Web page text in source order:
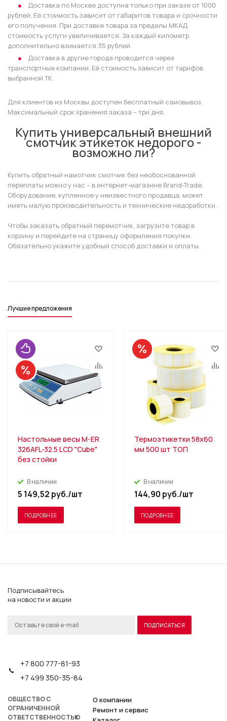
Доставка по Москве доступна только при заказе от 1000
рублей. Её стоимость зависит от габаритов товара и срочности
его получения. При доставке товара за пределы МКАД
стоимость услуги увеличивается. За каждый километр
дополнительно взимается 35 рублей.
Доставка в другие города проводится через
транспортные компании. Её стоимость зависит от тарифов
выбранной ТК.
Для клиентов из Москвы доступен бесплатный самовывоз.
Максимальный срок хранения заказа – три дня.
Купить универсальный внешний
смотчик этикеток недорого -
возможно ли?
Купить обратный намотчик смотчик без необоснованной
переплаты можно у нас – в интернет-магазине Brand-Trade.
Оборудование, купленное у неизвестного продавца, может
иметь малую производительность и технические недоработки.
Чтобы заказать обратный перемотчик, загрузите товар в
корзину и перейдите на страницу оформления покупки.
Обязательно укажите удобный способ доставки и оплаты.
Лучшие предложения
Настольные весы M-ER
326AFL-32.5 LCD "Cube"
без стойки
В наличии
5 149,52 руб./шт
ПОДРОБНЕЕ
Термоэтикетки 58х60
мм 500 шт ТОП
В наличии
144,90 руб./шт
ПОДРОБНЕЕ
Подписывайтесь
на новости и акции
+7 800 777-81-93
+7 499 350-35-84
ОБЩЕСТВО С
ОГРАНИЧЕННОЙ
ОТВЕТСТВЕННОСТЬЮ
О компании
Ремонт и сервис